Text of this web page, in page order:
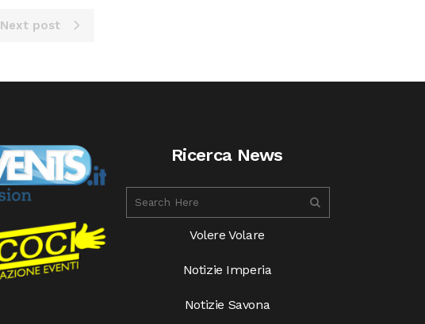
Next post
Ricerca News
Volere Volare
Notizie Imperia
Notizie Savona